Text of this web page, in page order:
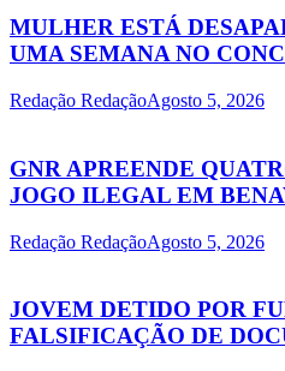
MULHER ESTÁ
UMA SEMANA NO
Redação RedaçãoAgosto 5, 2026
GNR APREENDE
JOGO ILEGAL EM
Redação RedaçãoAgosto 5, 2026
JOVEM DETIDO POR
FALSIFICAÇÃO DE